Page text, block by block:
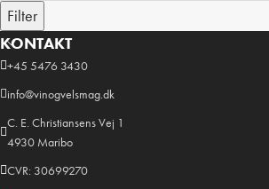
Filter
KONTAKT
+45 5476 3430
info@vinogvelsmag.dk
C. E. Christiansens Vej 1
4930 Maribo
CVR: 30699270